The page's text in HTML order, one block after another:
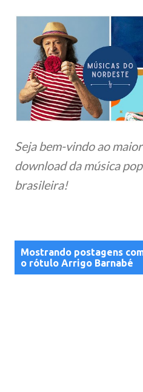
Pular para o
Seja bem-vindo ao
download da música
brasileira!
Mostrando postagens
o rótulo Arrigo Barnabé